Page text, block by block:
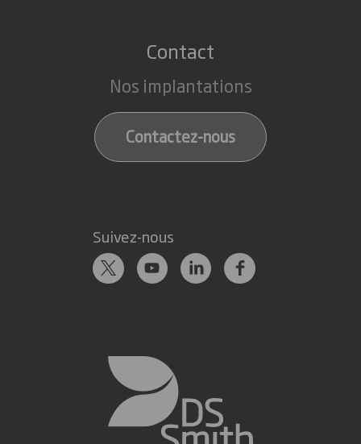
Contact
Nos implantations
Contactez-nous
Suivez-nous